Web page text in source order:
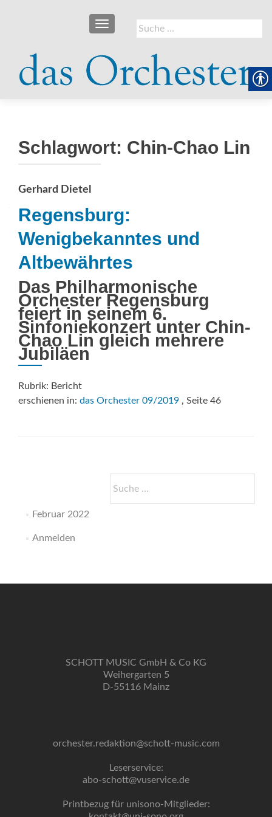
Suche
nach:
SCHALTE NAVIGATION
Schlagwort: Chin-Chao Lin
Gerhard Dietel
Regensburg:
Wenigbekanntes und
Altbewährtes
Das Philharmonische
Orchester Regensburg
feiert in seinem 6.
Sinfoniekonzert unter Chin-
Chao Lin gleich mehrere
Jubiläen
Rubrik: Bericht
erschienen in: das Orchester 09/2019 , Seite 46
nach:
Februar 2022
Anmelden
SCHOTT MUSIC GmbH & Co KG
Weihergarten 5
D-55116 Mainz
orchester.redaktion@schott-music.com
Leserservice:
abo-schott@vuservice.de
Printbezug für unisono-Mitglieder: